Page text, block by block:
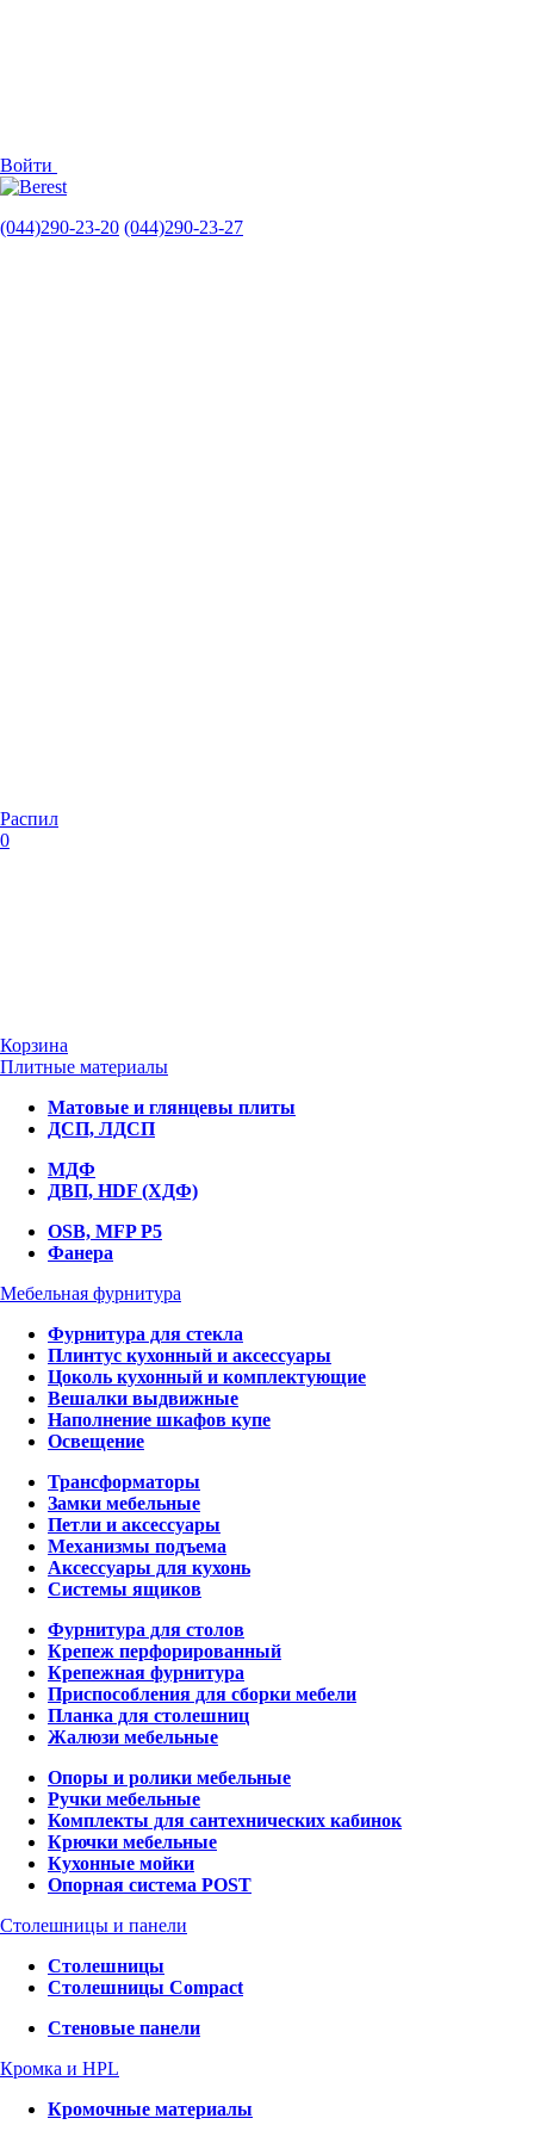
Войти
(044)290-23-20 (044)290-23-27
Распил
0
Корзина
Плитные материалы
Матовые и глянцевы плиты
ДСП, ЛДСП
МДФ
ДВП, HDF (ХДФ)
OSB, MFP P5
Фанера
Мебельная фурнитура
Фурнитура для стекла
Плинтус кухонный и аксессуары
Цоколь кухонный и комплектующие
Вешалки выдвижные
Наполнение шкафов купе
Освещение
Трансформаторы
Замки мебельные
Петли и аксессуары
Механизмы подъема
Аксессуары для кухонь
Системы ящиков
Фурнитура для столов
Крепеж перфорированный
Крепежная фурнитура
Приспособления для сборки мебели
Планка для столешниц
Жалюзи мебельные
Опоры и ролики мебельные
Ручки мебельные
Комплекты для сантехнических кабинок
Крючки мебельные
Кухонные мойки
Опорная система POST
Столешницы и панели
Столешницы
Столешницы Compact
Стеновые панели
Кромка и HPL
Кромочные материалы